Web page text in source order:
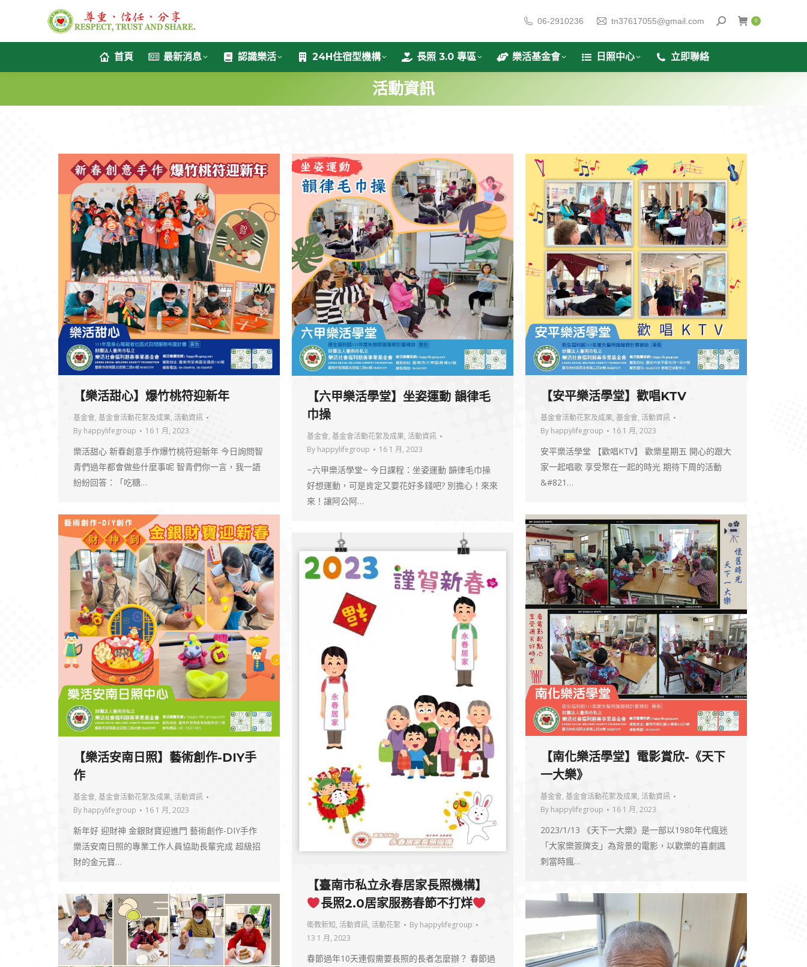
06-2910236 tn37617055@gmail.com 0
首頁 最新消息 認識樂活 24H住宿型機構 長照 3.0 專區 樂活基金會 日照中心 立即聯絡
活動資訊
【樂活甜心】爆竹桃符迎新年
基金會, 基金會活動花絮及成果, 活動資訊
By happylifegroup 16 1 月, 2023
樂活甜心 新春創意手作爆竹桃符迎新年 今日詢問智
青們過年都會做些什麼事呢 智青們你一言，我一語
紛紛回答：「吃糖…
【六甲樂活學堂】坐姿運動 韻律毛
巾操
基金會, 基金會活動花絮及成果, 活動資訊
By happylifegroup 16 1 月, 2023
~六甲樂活學堂~ 今日課程：坐姿運動 韻律毛巾操
好想運動，可是肯定又要花好多錢吧? 別擔心！來來
來！讓阿公阿…
【安平樂活學堂】歡唱KTV
基金會活動花絮及成果, 基金會, 活動資訊
By happylifegroup 16 1 月, 2023
安平樂活學堂 【歡唱KTV】 歡樂星期五 開心的跟大
家一起唱歌 享受聚在一起的時光 期待下周的活動
&#821…
【樂活安南日照】藝術創作-DIY手
作
基金會, 基金會活動花絮及成果, 活動資訊
By happylifegroup 16 1 月, 2023
新年好 迎財神 金銀財寶迎進門 藝術創作-DIY手作
樂活安南日照的專業工作人員協助長輩完成 超級招
財的金元寶…
【南化樂活學堂】電影賞欣-《天下
一大樂》
基金會, 基金會活動花絮及成果, 活動資訊
By happylifegroup 16 1 月, 2023
2023/1/13 《天下一大樂》是一部以1980年代瘋迷
「大家樂簽牌支」為背景的電影，以歡樂的喜劇諷
刺當時瘋…
【臺南市私立永春居家長照機構】
長照2.0居家服務春節不打烊
衛教新知, 活動資訊, 活動花絮 By happylifegroup
13 1 月, 2023
春節過年10天連假需要長照的長者怎麼辦？ 春節過